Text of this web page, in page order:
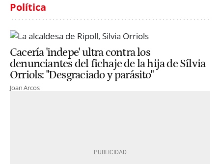
Política
Cacería 'indepe' ultra contra los
denunciantes del fichaje de la hija de Sílvia
Orriols: "Desgraciado y parásito"
Joan Arcos